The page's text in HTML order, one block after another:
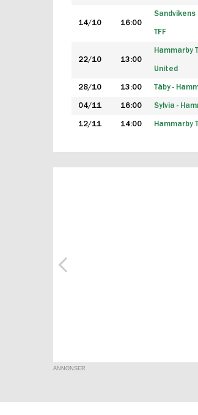
14/10 16:00
Sandvikens
TFF
22/10 13:00
Hammarby
United
28/10 13:00 Täby -
04/11 16:00 Sylvia -
12/11 14:00 Hammarby
ANNONSER